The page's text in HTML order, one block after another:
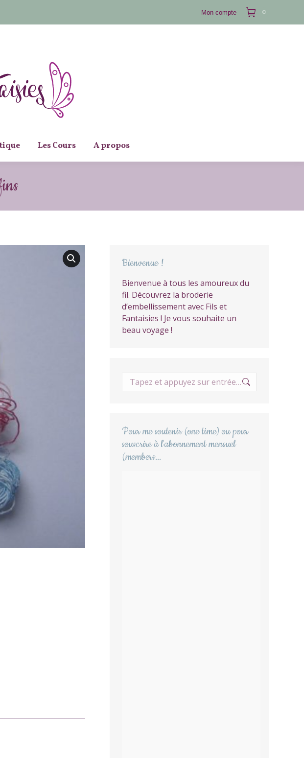
Mon compte 0
Les Cours A propos
Bienvenue !
Bienvenue à tous les amoureux du
fil. Découvrez la broderie
d’embellissement avec Fils et
Fantaisies ! Je vous souhaite un
beau voyage !
Recherche
Pour me soutenir (one time) ou pour
souscrire à l'abonnement mensuel
(members...